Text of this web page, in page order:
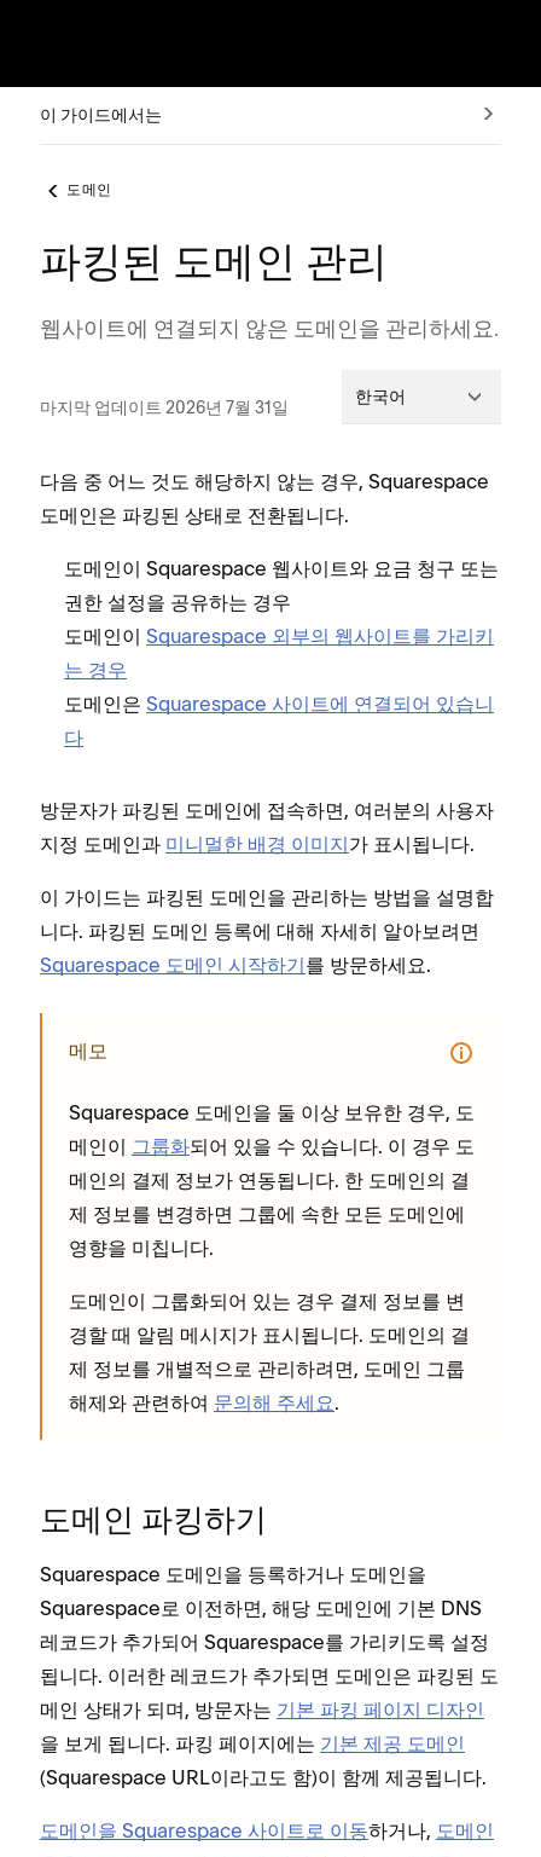
이 가이드에서는
도메인
파킹된 도메인 관리
웹사이트에 연결되지 않은 도메인을 관리하세요.
마지막 업데이트 2026년 7월 31일 한국어
다음 중 어느 것도 해당하지 않는 경우, Squarespace
도메인은 파킹된 상태로 전환됩니다.
도메인이 Squarespace 웹사이트와 요금 청구 또는
권한 설정을 공유하는 경우
도메인이 Squarespace 외부의 웹사이트를 가리키
는 경우
도메인은 Squarespace 사이트에 연결되어 있습니
다
방문자가 파킹된 도메인에 접속하면, 여러분의 사용자
지정 도메인과 미니멀한 배경 이미지가 표시됩니다.
이 가이드는 파킹된 도메인을 관리하는 방법을 설명합
니다. 파킹된 도메인 등록에 대해 자세히 알아보려면
Squarespace 도메인 시작하기를 방문하세요.
메모
Squarespace 도메인을 둘 이상 보유한 경우, 도
메인이 그룹화되어 있을 수 있습니다. 이 경우 도
메인의 결제 정보가 연동됩니다. 한 도메인의 결
제 정보를 변경하면 그룹에 속한 모든 도메인에
영향을 미칩니다.
도메인이 그룹화되어 있는 경우 결제 정보를 변
경할 때 알림 메시지가 표시됩니다. 도메인의 결
제 정보를 개별적으로 관리하려면, 도메인 그룹
해제와 관련하여 문의해 주세요.
도메인 파킹하기
Squarespace 도메인을 등록하거나 도메인을
Squarespace로 이전하면, 해당 도메인에 기본 DNS
레코드가 추가되어 Squarespace를 가리키도록 설정
됩니다. 이러한 레코드가 추가되면 도메인은 파킹된 도
메인 상태가 되며, 방문자는 기본 파킹 페이지 디자인
을 보게 됩니다. 파킹 페이지에는 기본 제공 도메인
(Squarespace URL이라고도 함)이 함께 제공됩니다.
도메인을 Squarespace 사이트로 이동하거나, 도메인